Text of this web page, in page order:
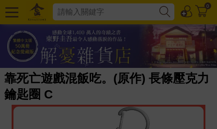
0
靠死亡遊戲混飯吃。(原作) 長條壓克力
鑰匙圈 C